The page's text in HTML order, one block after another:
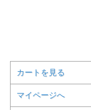
カートを見る
マイページへ